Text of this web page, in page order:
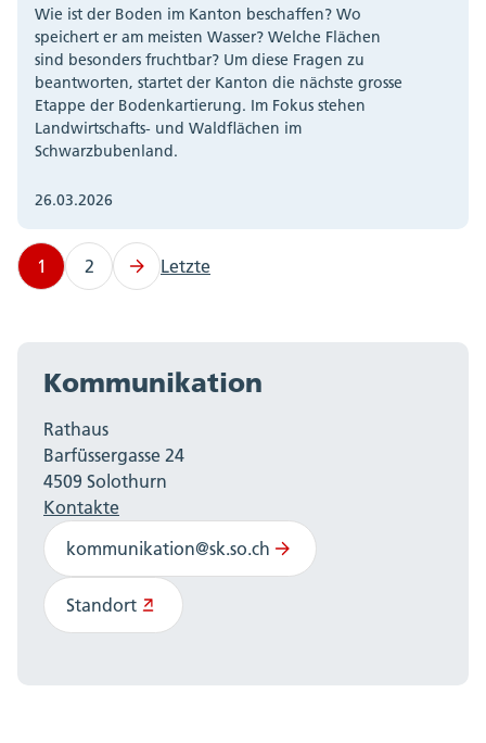
Wie ist der Boden im Kanton beschaffen? Wo
speichert er am meisten Wasser? Welche Flächen
sind besonders fruchtbar? Um diese Fragen zu
beantworten, startet der Kanton die nächste grosse
Etappe der Bodenkartierung. Im Fokus stehen
Landwirtschafts- und Waldflächen im
Schwarzbubenland.
26.03.2026
1 2 Letzte
Kommunikation
Rathaus
Barfüssergasse 24
4509 Solothurn
Kontakte
kommunikation@sk.so.ch
Standort